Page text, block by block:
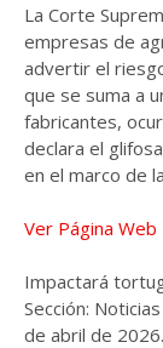
La Corte
empresas de
advertir el
que se suma a
fabricantes,
declara el
en el marco de
Ver Página Web
Impactará
Sección:
de abril de 2026.